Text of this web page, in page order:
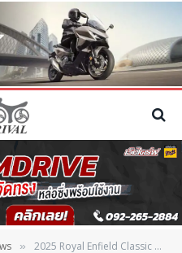
» 2025 Royal Enfield Classic 350 อัพเดตเพิ่มความทันสมัย ให้รถสงครามโลก